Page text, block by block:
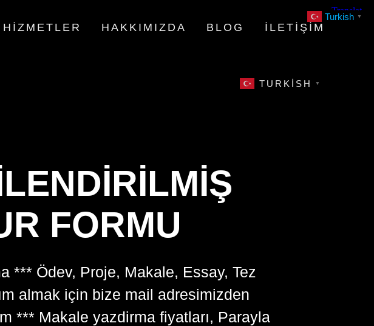
HIZMETLER HAKKIMIZDA BLOG İLETIŞIM
TURKISH ▼
FORMU
*** Ödev, Proje, Makale, Essay, Tez
almak için bize mail adresimizden
*** Makale yazdirma fiyatları, Parayla
Turkish ▼